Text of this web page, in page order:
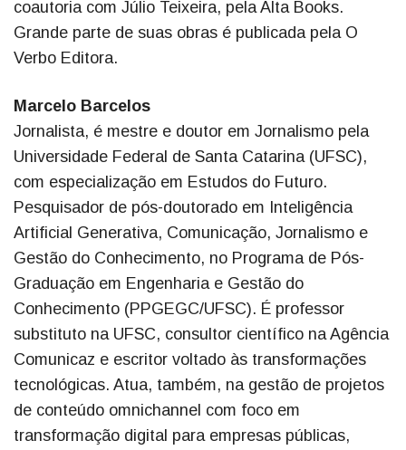
coautoria com Júlio Teixeira, pela Alta Books.
Grande parte de suas obras é publicada pela O
Verbo Editora.
Marcelo Barcelos
Jornalista, é mestre e doutor em Jornalismo pela
Universidade Federal de Santa Catarina (UFSC),
com especialização em Estudos do Futuro.
Pesquisador de pós-doutorado em Inteligência
Artificial Generativa, Comunicação, Jornalismo e
Gestão do Conhecimento, no Programa de Pós-
Graduação em Engenharia e Gestão do
Conhecimento (PPGEGC/UFSC). É professor
substituto na UFSC, consultor científico na Agência
Comunicaz e escritor voltado às transformações
tecnológicas. Atua, também, na gestão de projetos
de conteúdo omnichannel com foco em
transformação digital para empresas públicas,